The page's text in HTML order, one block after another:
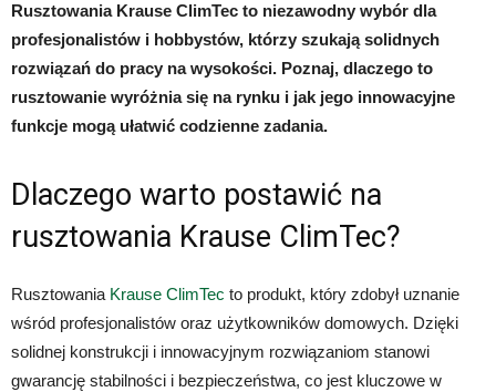
Rusztowania Krause ClimTec to niezawodny wybór dla
profesjonalistów i hobbystów, którzy szukają solidnych
rozwiązań do pracy na wysokości. Poznaj, dlaczego to
rusztowanie wyróżnia się na rynku i jak jego innowacyjne
funkcje mogą ułatwić codzienne zadania.
Dlaczego warto postawić na
rusztowania Krause ClimTec?
Rusztowania Krause ClimTec to produkt, który zdobył uznanie
wśród profesjonalistów oraz użytkowników domowych. Dzięki
solidnej konstrukcji i innowacyjnym rozwiązaniom stanowi
gwarancję stabilności i bezpieczeństwa, co jest kluczowe w